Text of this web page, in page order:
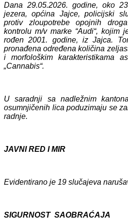
Dana 29.05.2026. godine, oko
jezera, općina Jajce,policijski
protiv zloupotrebe opojnih
kontrolu m/v marke “Audi“, kojim
rođen 2001. godine, iz Jajca.
pronađena određenakoličina
i morfološkim karakteristikama
„Cannabis“.
U saradnji sa nadležnim
osumnjičenih lica poduzimaju se
radnje.
JAVNI RED I MIR
Evidentirano je 19 slučajeva
SIGURNOST SAOBRAĆAJA